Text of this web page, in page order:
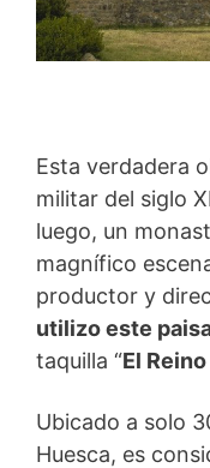
Esta verdadera
militar del siglo
luego, un
magnífico
productor y
utilizo este
taquilla “El
Ubicado a solo
Huesca, es